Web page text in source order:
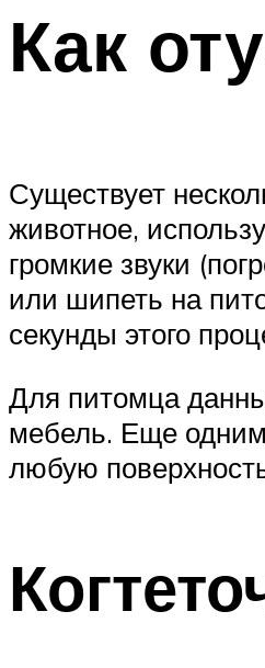
Как
Существует
животное,
громкие звуки
или шипеть на
секунды этого
Для питомца
мебель. Еще
любую